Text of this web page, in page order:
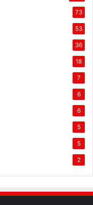
73
53
36
18
7
6
6
5
5
2